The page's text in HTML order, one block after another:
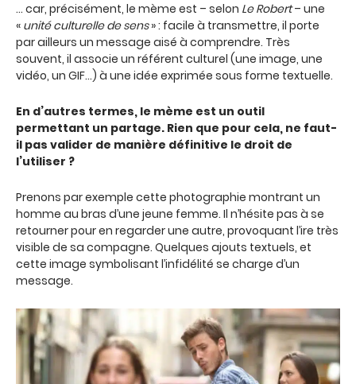
… car, précisément, le mème est – selon Le Robert– une
« unité culturelle de sens» : facile à transmettre, il porte
par ailleurs un message aisé à comprendre. Très
souvent, il associe un référent culturel (une image, une
vidéo, un GIF…) à une idée exprimée sous forme textuelle.
En d’autres termes, le mème est un outil
permettant un partage. Rien que pour cela, ne faut-
il pas valider de manière définitive le droit de
l’utiliser ?
Prenons par exemple cette photographie montrant un
homme au bras d’une jeune femme. Il n’hésite pas à se
retourner pour en regarder une autre, provoquant l’ire très
visible de sa compagne. Quelques ajouts textuels, et
cette image symbolisant l’infidélité se charge d’un
message.